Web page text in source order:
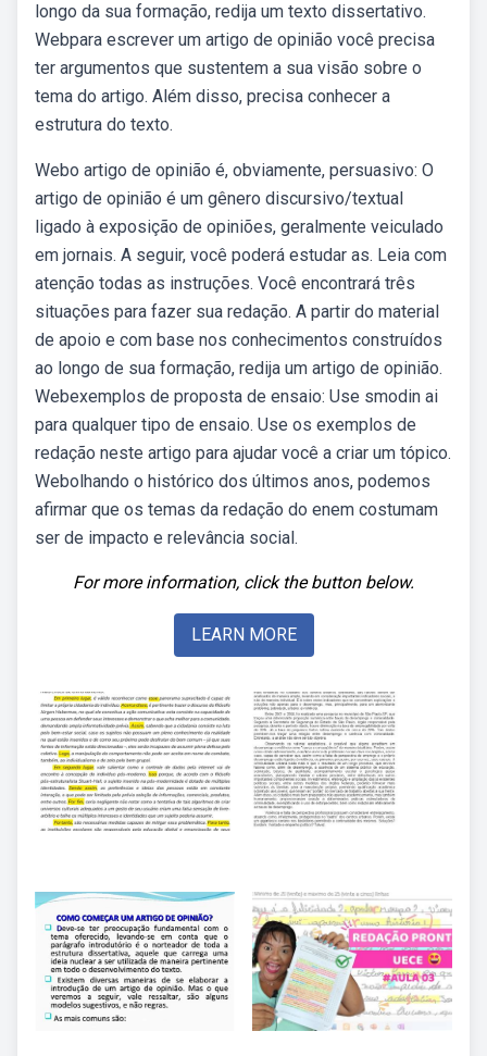
longo da sua formação, redija um texto dissertativo.
Webpara escrever um artigo de opinião você precisa
ter argumentos que sustentem a sua visão sobre o
tema do artigo. Além disso, precisa conhecer a
estrutura do texto.
Webo artigo de opinião é, obviamente, persuasivo: O
artigo de opinião é um gênero discursivo/textual
ligado à exposição de opiniões, geralmente veiculado
em jornais. A seguir, você poderá estudar as. Leia com
atenção todas as instruções. Você encontrará três
situações para fazer sua redação. A partir do material
de apoio e com base nos conhecimentos construídos
ao longo de sua formação, redija um artigo de opinião.
Webexemplos de proposta de ensaio: Use smodin ai
para qualquer tipo de ensaio. Use os exemplos de
redação neste artigo para ajudar você a criar um tópico.
Webolhando o histórico dos últimos anos, podemos
afirmar que os temas da redação do enem costumam
ser de impacto e relevância social.
For more information, click the button below.
LEARN MORE